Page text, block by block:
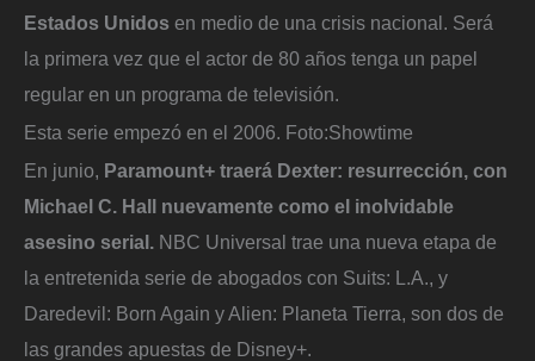
Estados Unidos en medio de una crisis nacional. Será
la primera vez que el actor de 80 años tenga un papel
regular en un programa de televisión.
Esta serie empezó en el 2006. Foto:Showtime
En junio, Paramount+ traerá Dexter: resurrección, con
Michael C. Hall nuevamente como el inolvidable
asesino serial. NBC Universal trae una nueva etapa de
la entretenida serie de abogados con Suits: L.A., y
Daredevil: Born Again y Alien: Planeta Tierra, son dos de
las grandes apuestas de Disney+.